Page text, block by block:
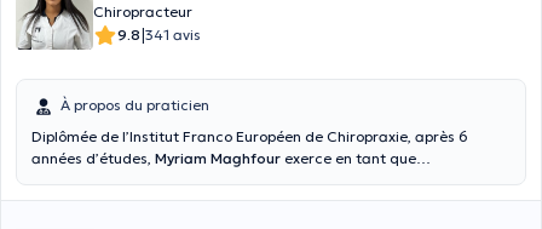
Chiropracteur
9.8|341 avis
À propos du praticien
Diplômée de l’Institut Franco Européen de Chiropraxie, après 6
années d’études, Myriam Maghfour exerce en tant que
mais aussi dans le centre de Namur. La Chiropraxie est une thérapie